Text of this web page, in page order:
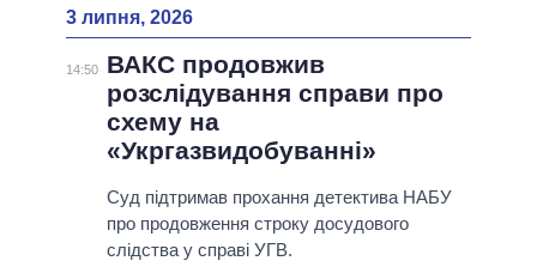
3 липня, 2026
14:50
ВАКС продовжив
розслідування справи про
схему на
«Укргазвидобуванні»
Суд підтримав прохання детектива НАБУ
про продовження строку досудового
слідства у справі УГВ.